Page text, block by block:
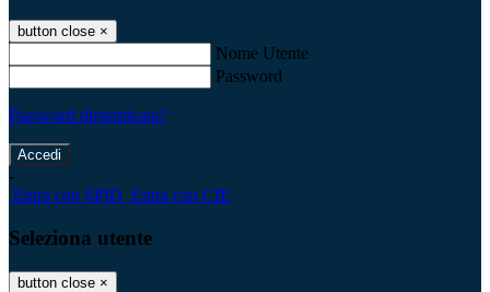
button close ×
Nome Utente
Password
Password dimenticata?
-
Entra con SPID Entra con CIE
Seleziona utente
button close ×